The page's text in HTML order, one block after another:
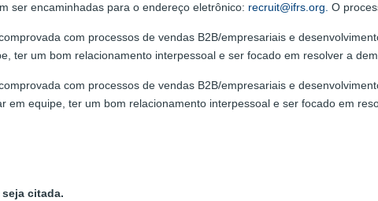
ser encaminhadas para o endereço eletrônico: recruit@ifrs.org. O
com processos de vendas B2B/empresariais e
ter um bom relacionamento interpessoal e ser focado em resolver a
com processos de vendas B2B/empresariais e
equipe, ter um bom relacionamento interpessoal e ser focado em
citada.